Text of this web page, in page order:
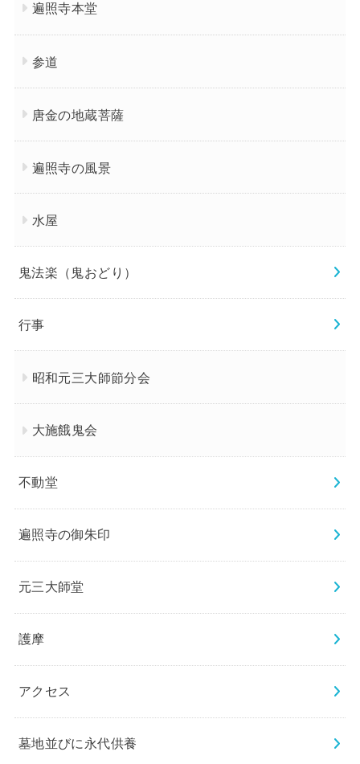
遍照寺本堂
参道
唐金の地蔵菩薩
遍照寺の風景
水屋
鬼法楽（鬼おどり）
行事
昭和元三大師節分会
大施餓鬼会
不動堂
遍照寺の御朱印
元三大師堂
護摩
アクセス
墓地並びに永代供養